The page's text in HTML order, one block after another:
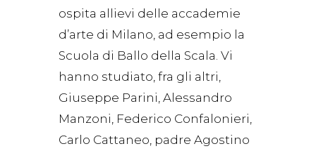
ospita allievi delle accademie
d’arte di Milano, ad esempio la
Scuola di Ballo della Scala. Vi
hanno studiato, fra gli altri,
Giuseppe Parini, Alessandro
Manzoni, Federico Confalonieri,
Carlo Cattaneo, padre Agostino